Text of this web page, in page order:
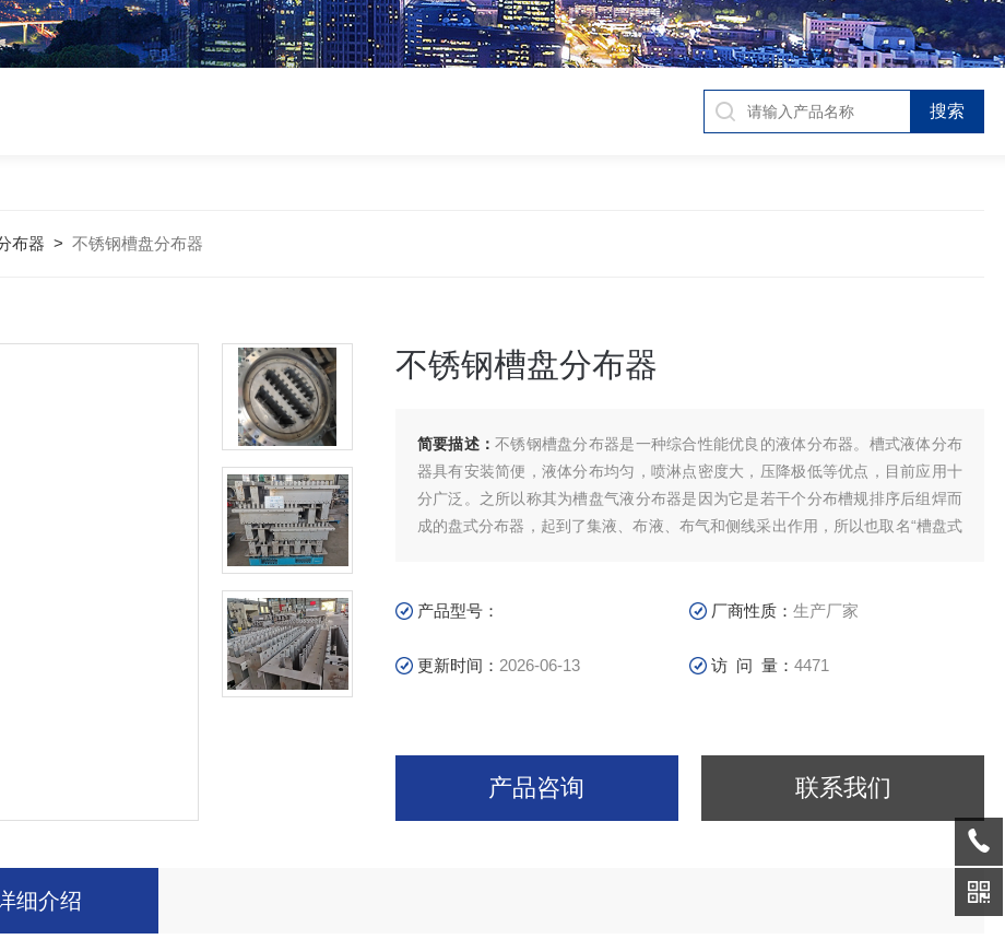
布器 > 不锈钢槽盘分布器
不锈钢槽盘分布器
简要描述：不锈钢槽盘分布器是一种综合性能优良的液体分布器。槽式液体分布
器具有安装简便，液体分布均匀，喷淋点密度大，压降极低等优点，目前应用十
分广泛。之所以称其为槽盘气液分布器是因为它是若干个分布槽规排序后组焊而
成的盘式分布器，起到了集液、布液、布气和侧线采出作用，所以也取名“槽盘式
产品型号： 厂商性质：生产厂家
更新时间： 2026-06-13 访 问 量：4471
产品咨询 联系我们
细介绍